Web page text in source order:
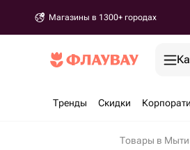
Магазины в 1300+ городах
Тренды Скидки
Товары в